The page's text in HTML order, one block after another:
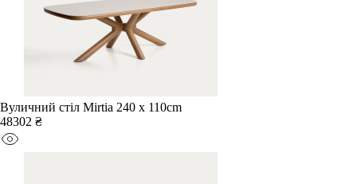
Вуличний стіл Mirtia 240 x 110cm
48302 ₴